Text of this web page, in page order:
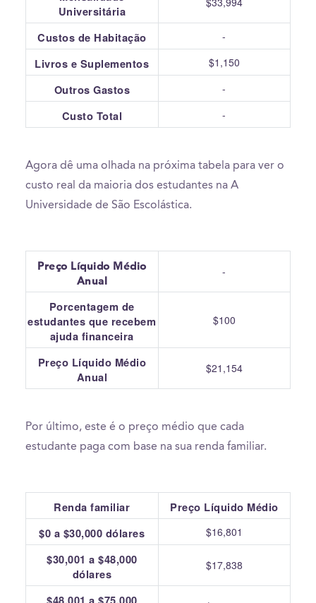
Universitária
Custos de Habitação -
Livros e Suplementos $1,150
Outros Gastos -
Custo Total -
Agora dê uma olhada na próxima tabela para ver o
custo real da maioria dos estudantes na A
Universidade de São Escolástica.
Preço Líquido Médio
Anual
-
Porcentagem de
estudantes que recebem
ajuda financeira
$100
Preço Líquido Médio
Anual
$21,154
Por último, este é o preço médio que cada
estudante paga com base na sua renda familiar.
Renda familiar
Preço Líquido Médio
$0 a $30,000 dólares
$16,801
$30,001 a $48,000
dólares
$17,838
$48,001 a $75,000